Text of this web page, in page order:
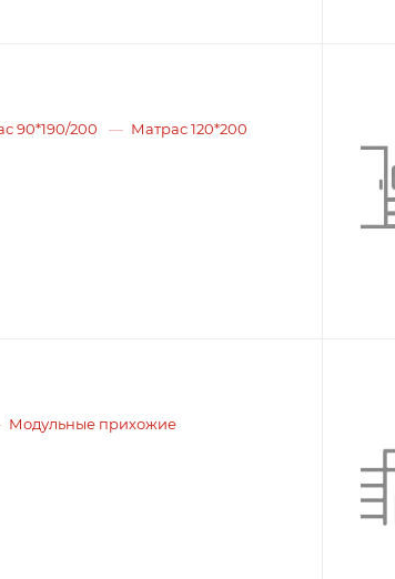
90*190/200 Матрас 120*200
Модульные прихожие